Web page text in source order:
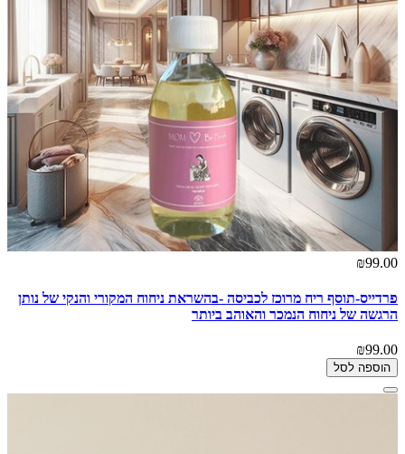
₪99.00
פרדייס-תוסף ריח מרוכז לכביסה -בהשראת ניחוח המקורי והנקי של נותן
הרגשה של ניחוח הנמכר והאוהב ביותר
₪99.00
הוספה לסל